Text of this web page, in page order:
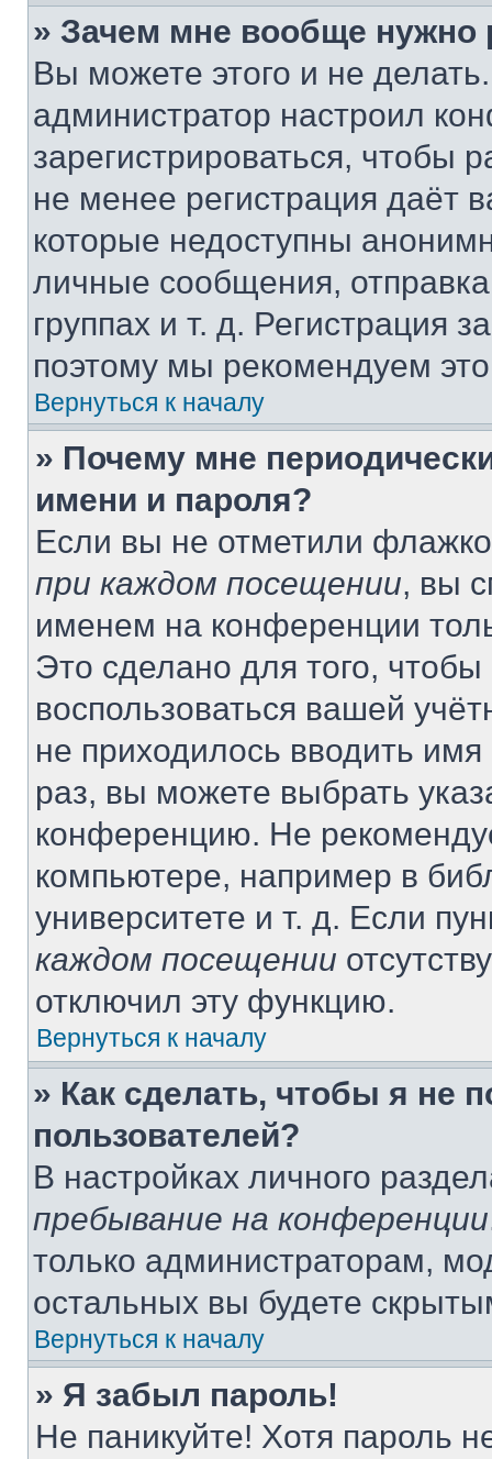
» Зачем мне вообще нужно
Вы можете этого и не
администратор настроил
зарегистрироваться, чтобы
не менее регистрация даёт
которые недоступны
личные сообщения,
группах и т. д. Регистрация
поэтому мы рекомендуем
Вернуться к началу
» Почему мне
имени и пароля?
Если вы не отметили
при каждом посещении, вы
именем на конференции
Это сделано для того, чтобы
воспользоваться вашей
не приходилось вводить
раз, вы можете выбрать
конференцию. Не
компьютере, например в
университете и т. д. Если
каждом посещении
отключил эту функцию.
Вернуться к началу
» Как сделать, чтобы я не
пользователей?
В настройках личного
пребывание на конференции
только администраторам,
остальных вы будете
Вернуться к началу
» Я забыл пароль!
Не паникуйте! Хотя пароль